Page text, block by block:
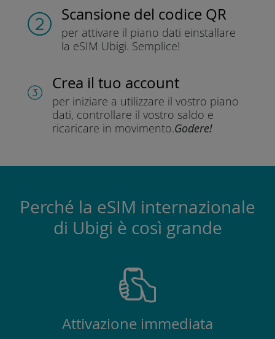
Scansione del codice QR
per attivare il piano dati einstallare
la eSIM Ubigi. Semplice!
Crea il tuo account
per iniziare a utilizzare il vostro piano
dati, controllare il vostro saldo e
ricaricare in movimento.Godere!
Perché la eSIM internazionale
di Ubigi è così grande
Attivazione immediata